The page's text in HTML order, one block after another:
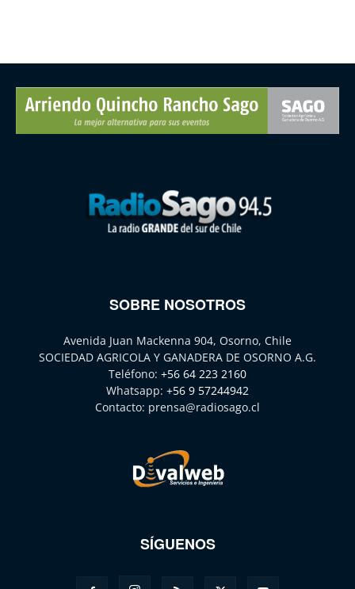
SOBRE NOSOTROS
Avenida Juan Mackenna 904, Osorno, Chile
SOCIEDAD AGRICOLA Y GANADERA DE OSORNO A.G.
Teléfono: +56 64 223 2160
Whatsapp: +56 9 57244942
Contacto: prensa@radiosago.cl
SÍGUENOS